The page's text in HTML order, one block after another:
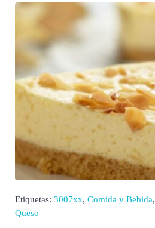
Etiquetas: 3007xx, Comida y Bebida,
Queso